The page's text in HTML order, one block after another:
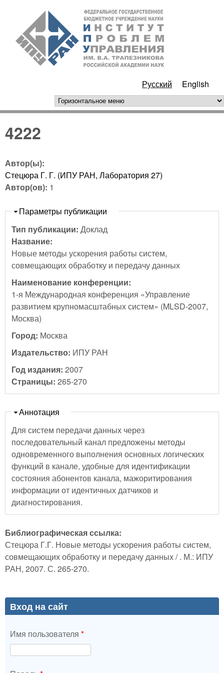
Перейти к основному
содержанию
РАН
Русский English
горизонтальное меню
4222
Автор(ы):
Стецюра Г. Г. (ИПУ РАН, Лаборатория 27)
Автор(ов): 1
Скрыть
Параметры публикации
Тип публикации: Доклад
Название:
Новые методы ускорения работы систем,
совмещающих обработку и передачу данных
Наименование конференции:
1-я Международная конференция «Управление
развитием крупномасштабных систем» (MLSD-2007,
Москва)
Город: Москва
Издательство: ИПУ РАН
Год издания: 2007
Страницы: 265-270
Скрыть
Аннотация
Для систем передачи данных через
последовательный канал предложены методы
одновременного выполнения основных логических
функций в канале, удобные для идентификации
состояния абонентов канала, мажоритирования
информации от идентичных датчиков и
диагностирования.
Библиографическая ссылка:
Стецюра Г.Г. Новые методы ускорения работы систем,
совмещающих обработку и передачу данных / . М.: ИПУ
РАН, 2007. С. 265-270.
Вход на сайт
Имя пользователя *